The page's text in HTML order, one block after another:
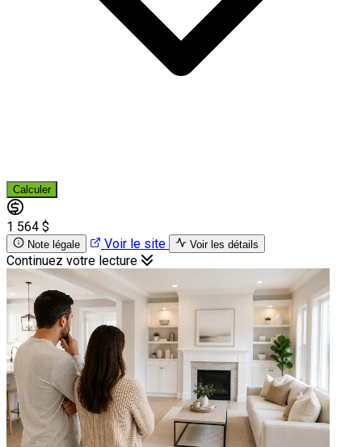
Calculer
1 564 $
Note légale Voir le site Voir les détails
Continuez votre lecture